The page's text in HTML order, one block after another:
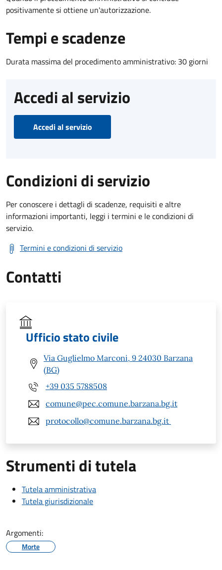
positivamente si ottiene un'autorizzazione.
Tempi e scadenze
Durata massima del procedimento amministrativo: 30 giorni
Accedi al servizio
Accedi al servizio
Condizioni di servizio
Per conoscere i dettagli di scadenze, requisiti e altre
informazioni importanti, leggi i termini e le condizioni di
servizio.
Termini e condizioni di servizio
Contatti
Ufficio stato civile
Via Guglielmo Marconi, 9 24030 Barzana
(BG)
+39 035 5788508
comune@pec.comune.barzana.bg.it
protocollo@comune.barzana.bg.it
Strumenti di tutela
Tutela amministrativa
Tutela giurisdizionale
Argomenti:
Morte